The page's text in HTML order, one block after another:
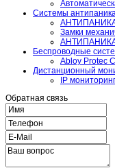
Системы
АНТИПАНИКА
Замки
АНТИПАНИКА
Беспроводные
Abloy Protec
Дистанционный
IP мониторинг
Обратная связь